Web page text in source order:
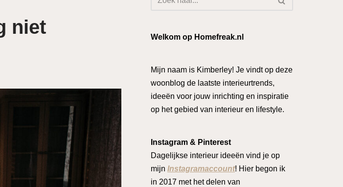
niet
Welkom op Homefreak.nl
Mijn naam is Kimberley! Je vindt op deze
woonblog de laatste interieurtrends,
ideeën voor jouw inrichting en inspiratie
op het gebied van interieur en lifestyle.
Instagram & Pinterest
Dagelijkse interieur ideeën vind je op
mijn Instagramaccount! Hier begon ik
in 2017 met het delen van